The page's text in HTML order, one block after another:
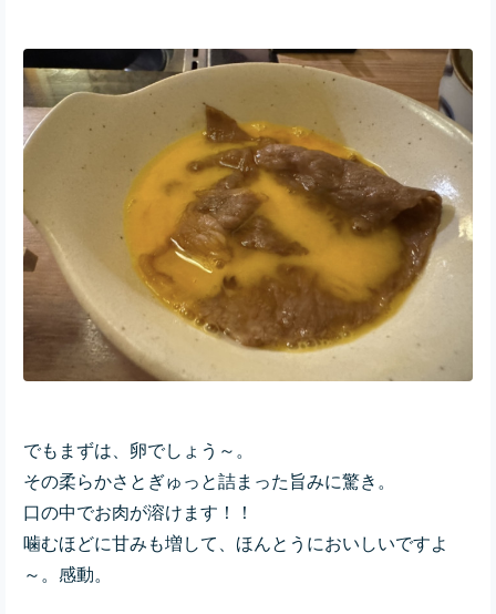
でもまずは、卵でしょう～。
その柔らかさとぎゅっと詰まった旨みに驚き。
口の中でお肉が溶けます！！
噛むほどに甘みも増して、ほんとうにおいしいですよ
～。感動。